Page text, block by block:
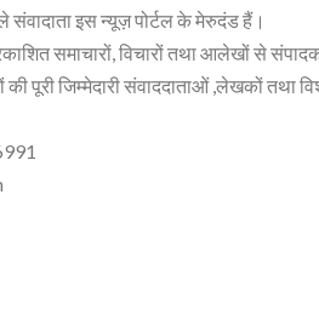
इस न्यूज़ पोर्टल के मेरुदंड हैं।
समाचारों, विचारों तथा आलेखों से
पूरी जिम्मेदारी संवाददाताओं ,लेखकों तथा